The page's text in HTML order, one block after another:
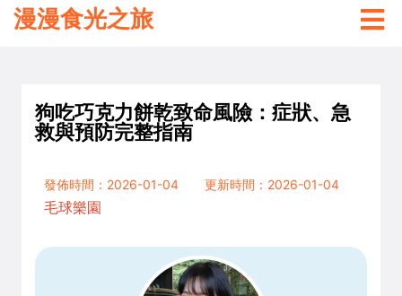
漫漫食光之旅
狗吃巧克力餅乾致命風險：症狀、急
救與預防完整指南
發佈時間：2026-01-04
更新時間：2026-01-04
毛球樂園